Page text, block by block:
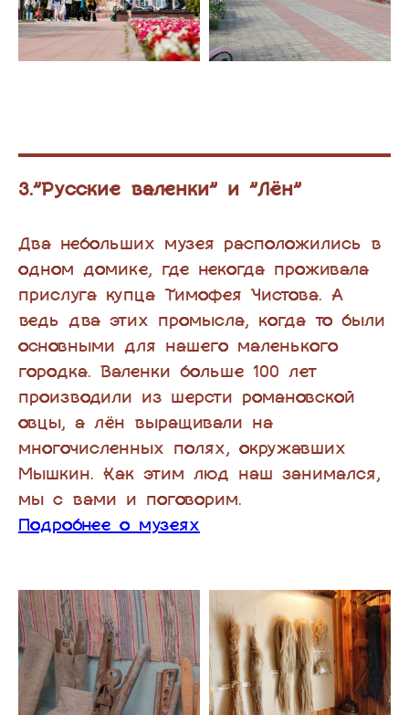
3."Русские валенки" и "Лён"
Два небольших музея расположились в
одном домике, где некогда проживала
прислуга купца Тимофея Чистова. А
ведь два этих промысла, когда то были
основными для нашего маленького
городка. Валенки больше 100 лет
производили из шерсти романовской
овцы, а лён выращивали на
многочисленных полях, окружавших
Мышкин. Как этим люд наш занимался,
мы с вами и поговорим.
Подробнее о музеях